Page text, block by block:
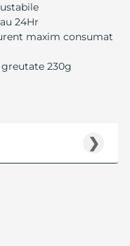
24Hr
maxim consumat
greutate 230g
❯